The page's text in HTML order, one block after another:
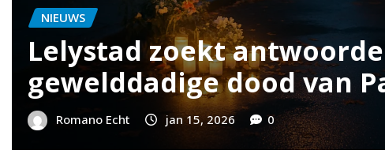
en
NIEUWS
Getuigen
de Wogmeer in
Romano Echt jan 14, 2026